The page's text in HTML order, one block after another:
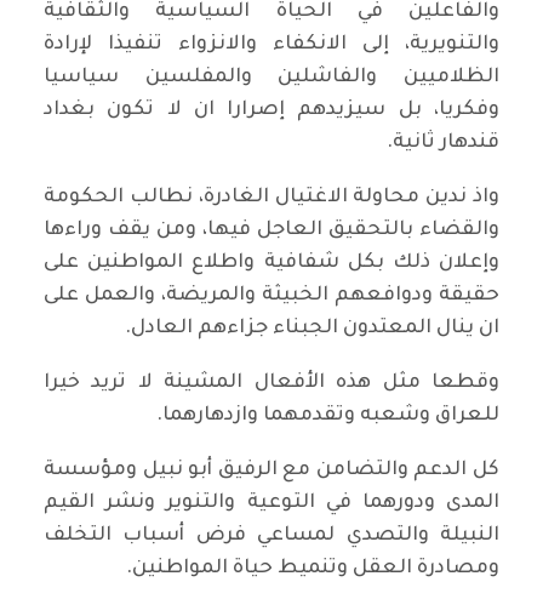
والفاعلين في الحياة السياسية والثقافية
والتنويرية، إلى الانكفاء والانزواء تنفيذا لإرادة
الظلاميين والفاشلين والمفلسين سياسيا
وفكريا، بل سيزيدهم إصرارا ان لا تكون بغداد
قندهار ثانية.
واذ ندين محاولة الاغتيال الغادرة، نطالب الحكومة
والقضاء بالتحقيق العاجل فيها، ومن يقف وراءها
وإعلان ذلك بكل شفافية واطلاع المواطنين على
حقيقة ودوافعهم الخبيثة والمريضة، والعمل على
ان ينال المعتدون الجبناء جزاءهم العادل.
وقطعا مثل هذه الأفعال المشينة لا تريد خيرا
للعراق وشعبه وتقدمهما وازدهارهما.
كل الدعم والتضامن مع الرفيق أبو نبيل ومؤسسة
المدى ودورهما في التوعية والتنوير ونشر القيم
النبيلة والتصدي لمساعي فرض أسباب التخلف
ومصادرة العقل وتنميط حياة المواطنين.